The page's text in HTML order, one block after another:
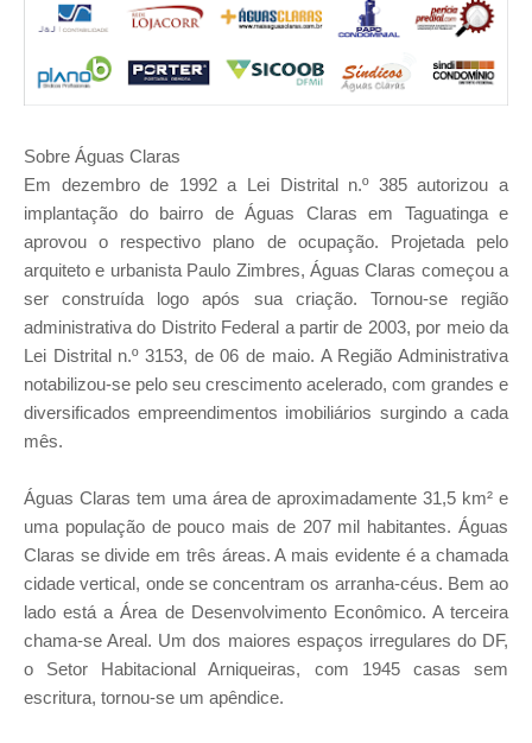
Sobre Águas Claras
Em dezembro de 1992 a Lei Distrital n.º 385 autorizou a
implantação do bairro de Águas Claras em Taguatinga e
aprovou o respectivo plano de ocupação. Projetada pelo
arquiteto e urbanista Paulo Zimbres, Águas Claras começou a
ser construída logo após sua criação. Tornou-se região
administrativa do Distrito Federal a partir de 2003, por meio da
Lei Distrital n.º 3153, de 06 de maio. A Região Administrativa
notabilizou-se pelo seu crescimento acelerado, com grandes e
diversificados empreendimentos imobiliários surgindo a cada
mês.
Águas Claras tem uma área de aproximadamente 31,5 km² e
uma população de pouco mais de 207 mil habitantes. Águas
Claras se divide em três áreas. A mais evidente é a chamada
cidade vertical, onde se concentram os arranha-céus. Bem ao
lado está a Área de Desenvolvimento Econômico. A terceira
chama-se Areal. Um dos maiores espaços irregulares do DF,
o Setor Habitacional Arniqueiras, com 1945 casas sem
escritura, tornou-se um apêndice.